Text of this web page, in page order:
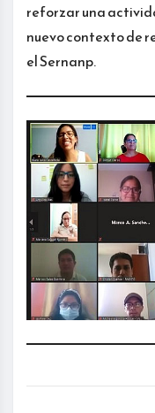
reforzar una
nuevo contexto de
el Sernanp.